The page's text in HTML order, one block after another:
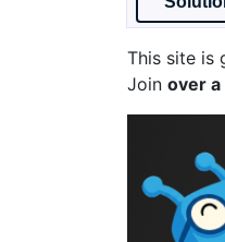
This site is
Join over a